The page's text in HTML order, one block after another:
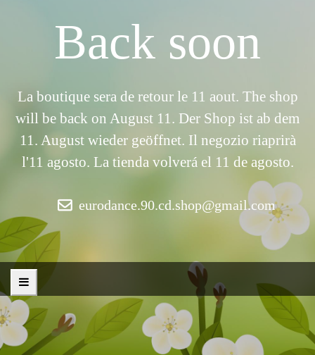
Back soon
La boutique sera de retour le 11 aout. The shop
will be back on August 11. Der Shop ist ab dem
11. August wieder geöffnet. Il negozio riaprirà
l'11 agosto. La tienda volverá el 11 de agosto.
eurodance.90.cd.shop@gmail.com